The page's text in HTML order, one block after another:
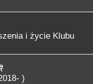
i życie Klubu
)